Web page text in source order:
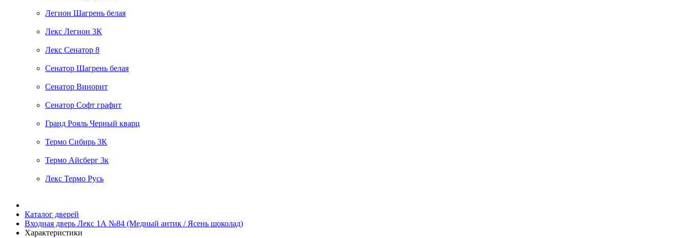
Легион Шагрень белая
Лекс Легион 3К
Лекс Сенатор 8
Сенатор Шагрень белая
Сенатор Винорит
Сенатор Софт графит
Гранд Рояль Черный кварц
Термо Сибирь 3К
Термо Айсберг 3к
Лекс Термо Русь
Каталог дверей
Входная дверь Лекс 1А №84 (Медный антик / Ясень шоколад)
Характеристики